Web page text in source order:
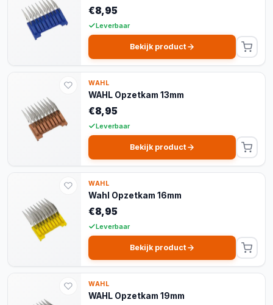
€8,95
Leverbaar
Bekijk product
WAHL
WAHL Opzetkam 13mm
€8,95
Leverbaar
Bekijk product
WAHL
Wahl Opzetkam 16mm
€8,95
Leverbaar
Bekijk product
WAHL
WAHL Opzetkam 19mm